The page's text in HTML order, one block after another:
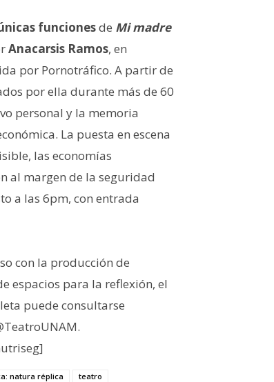
funcionesde Mi madre
Anacarsis Ramos, en
por Pornotráfico. A partir de
por ella durante más de 60
personal y la memoria
La puesta en escena
las economías
al margen de la seguridad
a las 6pm, con entrada
con la producción de
espacios para la reflexión, el
puede consultarse
natura réplica teatro